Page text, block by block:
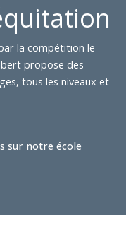
la compétition le
propose des
tous les niveaux et
sur notre école